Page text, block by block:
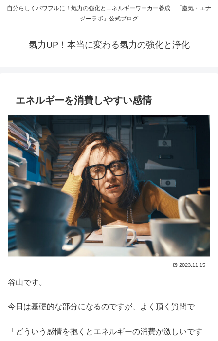
自分らしくパワフルに！氣力の強化とエネルギーワーカー養成 「慶氣・エナ
ジーラボ」公式ブログ
氣力UP！本当に変わる氣力の強化と浄化
エネルギーを消費しやすい感情
2023.11.15
谷山です。
今日は基礎的な部分になるのですが、よく頂く質問で
「どういう感情を抱くとエネルギーの消費が激しいです